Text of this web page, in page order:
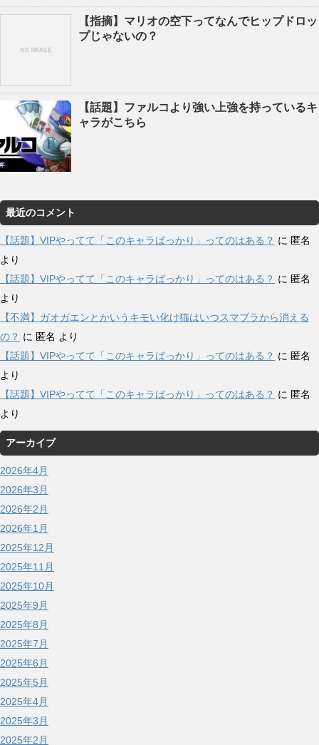
【指摘】マリオの空下ってなんでヒップドロッ
プじゃないの？
【話題】ファルコより強い上強を持っているキ
ャラがこちら
最近のコメント
【話題】VIPやってて「このキャラばっかり」ってのはある？ に 匿名
より
【話題】VIPやってて「このキャラばっかり」ってのはある？ に 匿名
より
【不満】ガオガエンとかいうキモい化け猫はいつスマブラから消える
の？ に 匿名 より
【話題】VIPやってて「このキャラばっかり」ってのはある？ に 匿名
より
【話題】VIPやってて「このキャラばっかり」ってのはある？ に 匿名
より
アーカイブ
2026年4月
2026年3月
2026年2月
2026年1月
2025年12月
2025年11月
2025年10月
2025年9月
2025年8月
2025年7月
2025年6月
2025年5月
2025年4月
2025年3月
2025年2月